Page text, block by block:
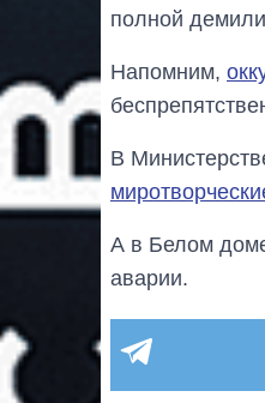
полной
Напомним,
В
А в Белом
аварии.